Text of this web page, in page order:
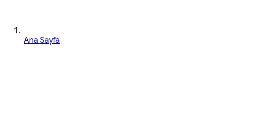
Ana Sayfa